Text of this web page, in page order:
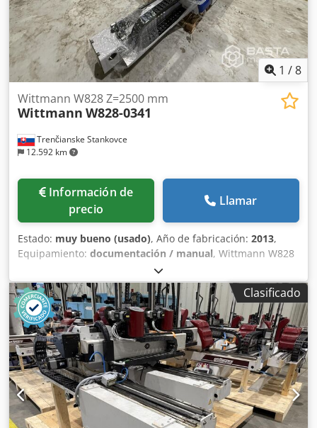
1 /8
Trenčianske Stankovce
12.592 km
Wittmann W828 Z=2500 mm
Wittmann W828-0341
Información de
precio
Llamar
Estado: muy bueno (usado), Año de fabricación: 2013,
Equipamiento: documentación / manual, Wittmann W828
Euromap 67 X= 1105 mm Y= 1200 mm Dcjdpfsy Nkf Ajx
Apbek Z= 2500 mm Vacío: 2 Número de ejes: 3 Alcance:
2500 mm Carga útil: 5 kg
Clasificado